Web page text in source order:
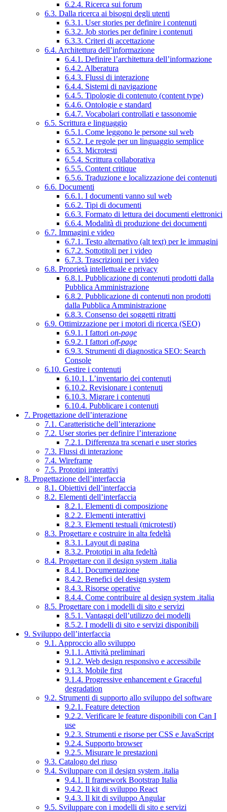
6.2.4. Ricerca sui forum
6.3. Dalla ricerca ai bisogni degli utenti
6.3.1. User stories per definire i contenuti
6.3.2. Job stories per definire i contenuti
6.3.3. Criteri di accettazione
6.4. Architettura dell’informazione
6.4.1. Definire l’architettura dell’informazione
6.4.2. Alberatura
6.4.3. Flussi di interazione
6.4.4. Sistemi di navigazione
6.4.5. Tipologie di contenuto (content type)
6.4.6. Ontologie e standard
6.4.7. Vocabolari controllati e tassonomie
6.5. Scrittura e linguaggio
6.5.1. Come leggono le persone sul web
6.5.2. Le regole per un linguaggio semplice
6.5.3. Microtesti
6.5.4. Scrittura collaborativa
6.5.5. Content critique
6.5.6. Traduzione e localizzazione dei contenuti
6.6. Documenti
6.6.1. I documenti vanno sul web
6.6.2. Tipi di documenti
6.6.3. Formato di lettura dei documenti elettronici
6.6.4. Modalità di produzione dei documenti
6.7. Immagini e video
6.7.1. Testo alternativo (alt text) per le immagini
6.7.2. Sottotitoli per i video
6.7.3. Trascrizioni per i video
6.8. Proprietà intellettuale e privacy
6.8.1. Pubblicazione di contenuti prodotti dalla
Pubblica Amministrazione
6.8.2. Pubblicazione di contenuti non prodotti
dalla Pubblica Amministrazione
6.8.3. Consenso dei soggetti ritratti
6.9. Ottimizzazione per i motori di ricerca (SEO)
6.9.1. I fattori on-page
6.9.2. I fattori off-page
6.9.3. Strumenti di diagnostica SEO: Search
Console
6.10. Gestire i contenuti
6.10.1. L’inventario dei contenuti
6.10.2. Revisionare i contenuti
6.10.3. Migrare i contenuti
6.10.4. Pubblicare i contenuti
7. Progettazione dell’interazione
7.1. Caratteristiche dell’interazione
7.2. User stories per definire l’interazione
7.2.1. Differenza tra scenari e user stories
7.3. Flussi di interazione
7.4. Wireframe
7.5. Prototipi interattivi
8. Progettazione dell’interfaccia
8.1. Obiettivi dell’interfaccia
8.2. Elementi dell’interfaccia
8.2.1. Elementi di composizione
8.2.2. Elementi interattivi
8.2.3. Elementi testuali (microtesti)
8.3. Progettare e costruire in alta fedeltà
8.3.1. Layout di pagina
8.3.2. Prototipi in alta fedeltà
8.4. Progettare con il design system .italia
8.4.1. Documentazione
8.4.2. Benefici del design system
8.4.3. Risorse operative
8.4.4. Come contribuire al design system .italia
8.5. Progettare con i modelli di sito e servizi
8.5.1. Vantaggi dell’utilizzo dei modelli
8.5.2. I modelli di sito e servizi disponibili
9. Sviluppo dell’interfaccia
9.1. Approccio allo sviluppo
9.1.1. Attività preliminari
9.1.2. Web design responsivo e accessibile
9.1.3. Mobile first
9.1.4. Progressive enhancement e Graceful
degradation
9.2. Strumenti di supporto allo sviluppo del software
9.2.1. Feature detection
9.2.2. Verificare le feature disponibili con Can I
use
9.2.3. Strumenti e risorse per CSS e JavaScript
9.2.4. Supporto browser
9.2.5. Misurare le prestazioni
9.3. Catalogo del riuso
9.4. Sviluppare con il design system .italia
9.4.1. Il framework Bootstrap Italia
9.4.2. Il kit di sviluppo React
9.4.3. Il kit di sviluppo Angular
9.5. Sviluppare con i modelli di sito e servizi